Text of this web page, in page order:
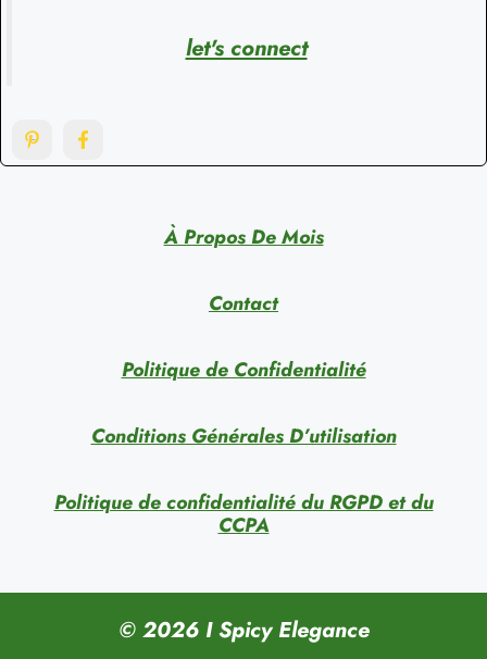
let's connect
À Propos De Mois
Contact
Politique de Confidentialité
Conditions Générales D’utilisation
Politique de confidentialité du RGPD et du
CCPA
© 2026 I Spicy Elegance